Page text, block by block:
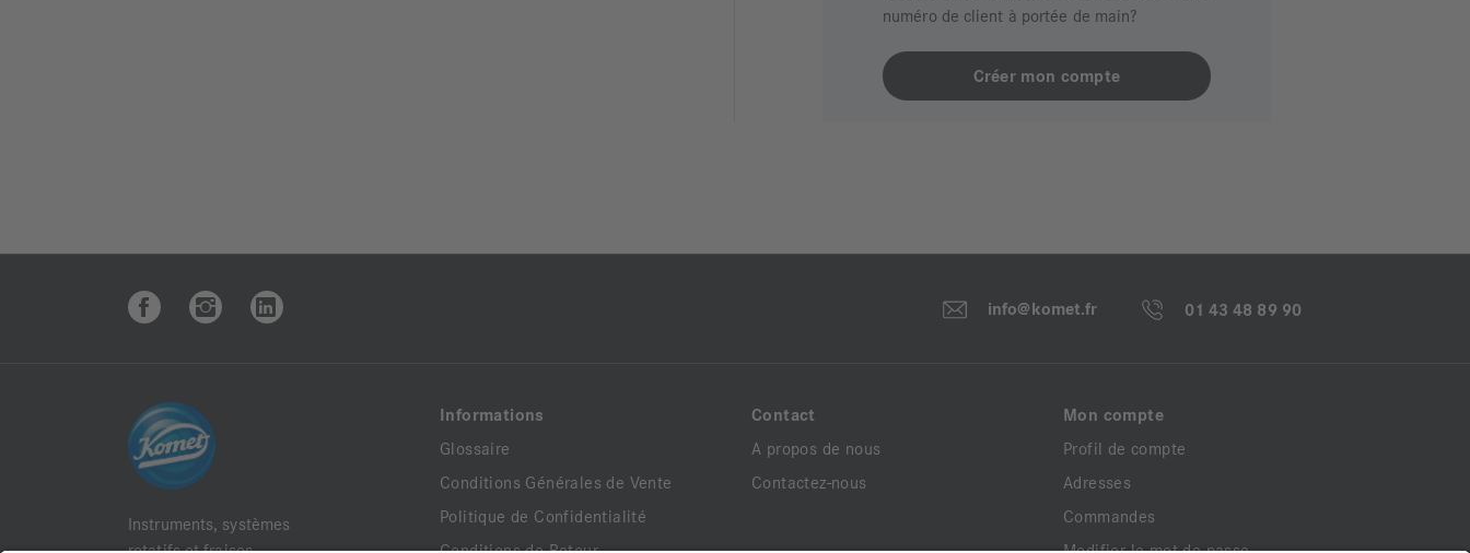
numéro de client à portée de main?
info@komet.fr 01 43 48 89 90
Instruments, systèmes
Informations
Glossaire
Conditions Générales de Vente
Politique de Confidentialité
Contact
A propos de nous
Contactez-nous
Mon compte
Profil de compte
Adresses
Commandes